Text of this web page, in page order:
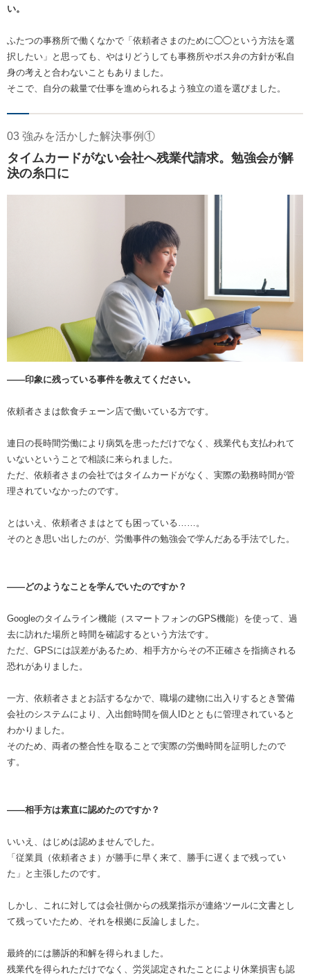
い。
ふたつの事務所で働くなかで「依頼者さまのために◯◯という方法を選
択したい」と思っても、やはりどうしても事務所やボス弁の方針が私自
身の考えと合わないこともありました。
そこで、自分の裁量で仕事を進められるよう独立の道を選びました。
03 強みを活かした解決事例①
タイムカードがない会社へ残業代請求。勉強会が解
決の糸口に
――印象に残っている事件を教えてください。
依頼者さまは飲食チェーン店で働いている方です。
連日の長時間労働により病気を患っただけでなく、残業代も支払われて
いないということで相談に来られました。
ただ、依頼者さまの会社ではタイムカードがなく、実際の勤務時間が管
理されていなかったのです。
とはいえ、依頼者さまはとても困っている……。
そのとき思い出したのが、労働事件の勉強会で学んだある手法でした。
――どのようなことを学んでいたのですか？
Googleのタイムライン機能（スマートフォンのGPS機能）を使って、過
去に訪れた場所と時間を確認するという方法です。
ただ、GPSには誤差があるため、相手方からその不正確さを指摘される
恐れがありました。
一方、依頼者さまとお話するなかで、職場の建物に出入りするとき警備
会社のシステムにより、入出館時間を個人IDとともに管理されていると
わかりました。
そのため、両者の整合性を取ることで実際の労働時間を証明したので
す。
――相手方は素直に認めたのですか？
いいえ、はじめは認めませんでした。
「従業員（依頼者さま）が勝手に早く来て、勝手に遅くまで残ってい
た」と主張したのです。
しかし、これに対しては会社側からの残業指示が連絡ツールに文書とし
て残っていたため、それを根拠に反論しました。
最終的には勝訴的和解を得られました。
残業代を得られただけでなく、労災認定されたことにより休業損害も認